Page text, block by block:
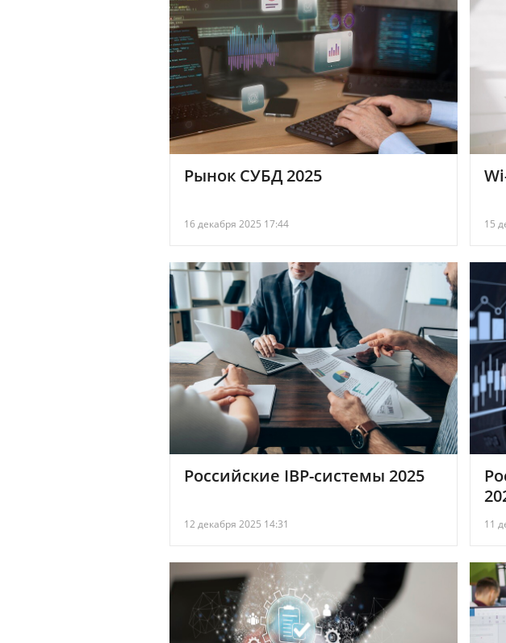
Рынок СУБД 2025
16 декабря 2025 17:44 15
Российские IBP-системы 2025
12 декабря 2025 14:31 11